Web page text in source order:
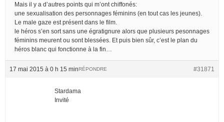
Mais il y a d’autres points qui m’ont chiffonés:
une sexualisation des personnages féminins (en tout cas les jeunes).
Le male gaze est présent dans le film.
le héros s’en sort sans une égratignure alors que plusieurs pesonnages
féminins meurent ou sont blessées. Et puis bien sûr, c’est le plan du
héros blanc qui fonctionne à la fin…
17 mai 2015 à 0 h 15 min #31871
RÉPONDRE
Stardama
Invité